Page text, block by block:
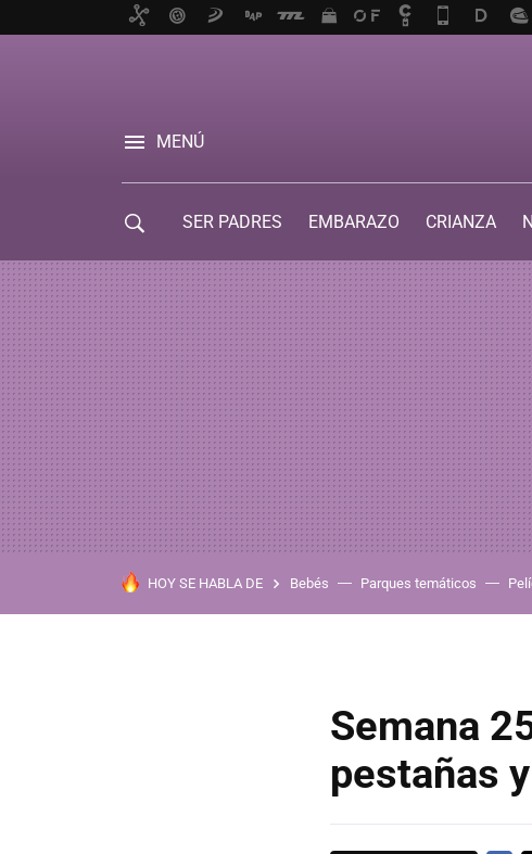
MENÚ
SER PADRES EMBARAZO CRIANZA
HOY SE HABLA DE Bebés Parques temáticos
Semana
pestañas